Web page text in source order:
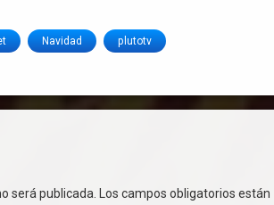
Navidad plutotv
será publicada.
Los campos obligatorios están